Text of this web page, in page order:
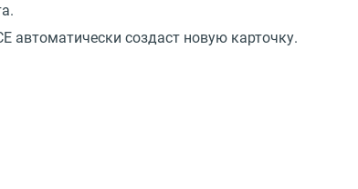
автоматически создаст новую карточку.